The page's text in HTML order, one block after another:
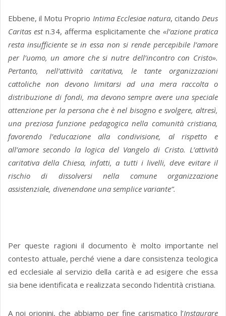
Ebbene, il Motu Proprio Intima Ecclesiae natura, citando Deus
Caritas estn.34, afferma esplicitamente che «l’azione pratica
resta insufficiente se in essa non si rende percepibile l’amore
per l’uomo, un amore che si nutre dell’incontro con Cristo».
Pertanto, nell’attività caritativa, le tante organizzazioni
cattoliche non devono limitarsi ad una mera raccolta o
distribuzione di fondi, ma devono sempre avere una speciale
attenzione per la persona che è nel bisogno e svolgere, altresì,
una preziosa funzione pedagogica nella comunità cristiana,
favorendo l’educazione alla condivisione, al rispetto e
all’amore secondo la logica del Vangelo di Cristo. L’attività
caritativa della Chiesa, infatti, a tutti i livelli, deve evitare il
rischio di dissolversi nella comune organizzazione
assistenziale, divenendone una semplice variante”.
Per queste ragioni il documento è molto importante nel
contesto attuale, perché viene a dare consistenza teologica
ed ecclesiale al servizio della carità e ad esigere che essa
sia bene identificata e realizzata secondo l’identità cristiana.
A noi orionini, che abbiamo per fine carismatico l’Instaurare